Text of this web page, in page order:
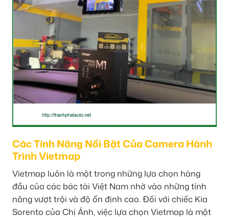
Các Tính Năng Nổi Bật Của Camera Hành
Trình Vietmap
Vietmap luôn là một trong những lựa chọn hàng
đầu của các bác tài Việt Nam nhờ vào những tính
năng vượt trội và độ ổn định cao. Đối với chiếc Kia
Sorento của Chị Ánh, việc lựa chọn Vietmap là một